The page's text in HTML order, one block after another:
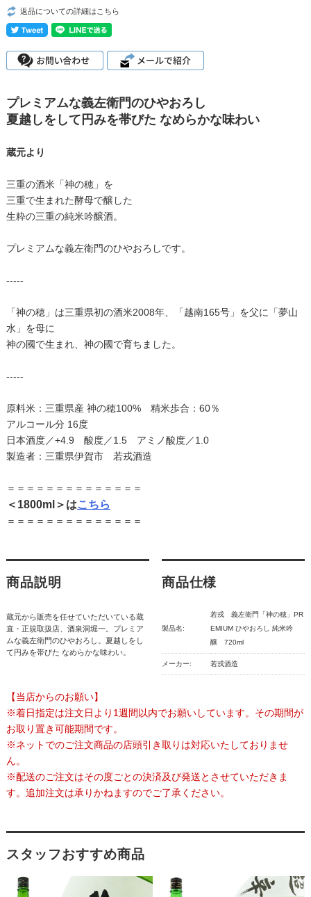
返品についての詳細はこちら
プレミアムな義左衛門のひやおろし
夏越しをして円みを帯びた なめらかな味わい
蔵元より
三重の酒米「神の穂」を
三重で生まれた酵母で醸した
生粋の三重の純米吟醸酒。
プレミアムな義左衛門のひやおろしです。
-----
「神の穂」は三重県初の酒米2008年、「越南165号」を父に「夢山
水」を母に
神の國で生まれ、神の國で育ちました。
-----
原料米：三重県産 神の穂100% 精米歩合：60％
アルコール分 16度
日本酒度／+4.9 酸度／1.5 アミノ酸度／1.0
製造者：三重県伊賀市 若戎酒造
＝＝＝＝＝＝＝＝＝＝＝＝＝＝
＜1800ml＞はこちら
＝＝＝＝＝＝＝＝＝＝＝＝＝＝
商品説明
蔵元から販売を任せていただいている蔵
直・正規取扱店、酒泉洞堀一。プレミア
ムな義左衛門のひやおろし。夏越しをし
て円みを帯びた なめらかな味わい。
商品仕様
製品名:
若戎 義左衛門「神の穂」PR
EMIUM ひやおろし 純米吟
醸 720ml
メーカー: 若戎酒造
【当店からのお願い】
※着日指定は注文日より1週間以内でお願いしています。その期間が
お取り置き可能期間です。
※ネットでのご注文商品の店頭引き取りは対応いたしておりませ
ん。
※配送のご注文はその度ごとの決済及び発送とさせていただきま
す。追加注文は承りかねますのでご了承ください。
スタッフおすすめ商品